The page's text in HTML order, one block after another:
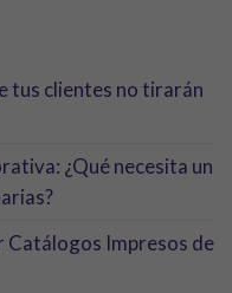
tus clientes no tirarán
¿Qué necesita un
Catálogos Impresos de